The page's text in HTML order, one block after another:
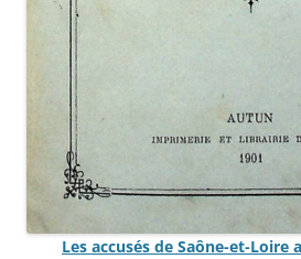
Les accusés de Saône-et-Loire